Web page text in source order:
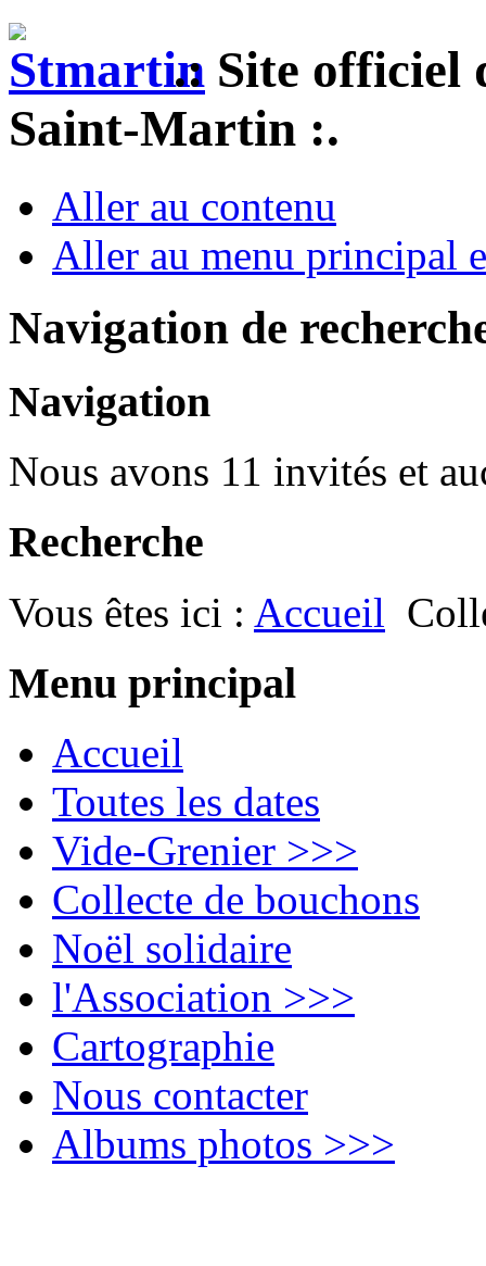
.: Site officiel
Saint-Martin :.
Aller au contenu
Aller au menu principal
Navigation de
Navigation
Nous avons 11 invités et
Recherche
Vous êtes ici : Accueil
Menu principal
Accueil
Toutes les dates
Vide-Grenier >>>
Collecte de bouchons
Noël solidaire
l'Association >>>
Cartographie
Nous contacter
Albums photos >>>